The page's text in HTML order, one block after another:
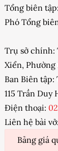
Tổng biên tập:
Phó Tổng
Trụ sở chính:
Xiển,
Ban Biên tập:
115 Trần Duy
Điện thoại:
Liên hệ bài vở:
Bảng giá